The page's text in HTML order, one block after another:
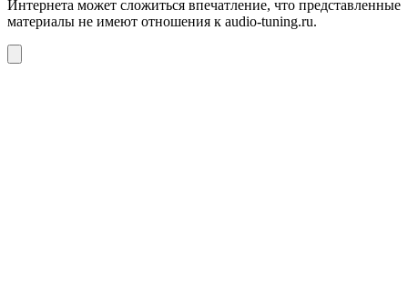
Интернета может сложиться впечатление, что представленные
материалы не имеют отношения к audio-tuning.ru.